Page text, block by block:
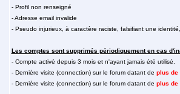
- Profil non renseigné
- Adresse email invalide
- Pseudo injurieux, à caractère raciste, falsifiant une
Les comptes sont supprimés périodiquement en cas
- Compte activé depuis 3 mois et n'ayant jamais été utilisé.
- Dernière visite (connection) sur le forum datant de plus de
- Dernière visite (connection) sur le forum datant de plus de